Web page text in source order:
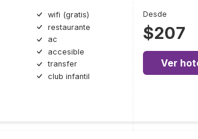
wifi (gratis)
restaurante
ac
accesible
transfer
club infantil
Desde
$207
Ver